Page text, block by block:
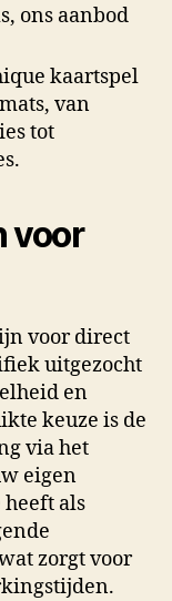
ons aanbod
kaartspel
van
tot
voor
voor direct
uitgezocht
en
keuze is de
via het
eigen
als
zorgt voor